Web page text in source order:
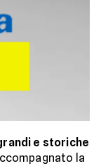
e storiche
la